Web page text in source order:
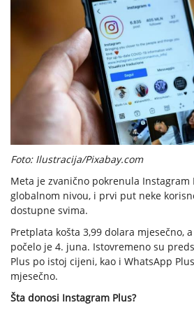
Foto: Ilustracija/Pixabay.com
Meta je zvanično pokrenula
globalnom nivou, i prvi put neke
dostupne svima.
Pretplata košta 3,99 dolara mjesečno,
počelo je 4. juna. Istovremeno su
Plus po istoj cijeni, kao i WhatsApp
mjesečno.
Šta donosi Instagram Plus?